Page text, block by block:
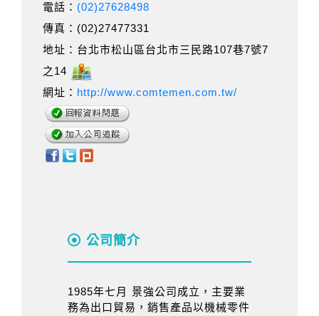
電話： (02)27628498
傳真：(02)27477331
地址：台北市松山區台北市三民路107巷7號7
之14
網址： http://www.comtemen.com.tw/
公司簡介
1985年七月 景強公司成立，主要業
務為出口貿易，銷售產品以機械零件